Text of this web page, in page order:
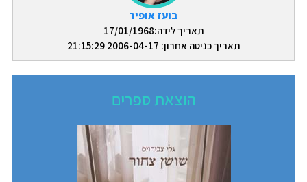
בועז אופיר
תאריך לידה:17/01/1968
תאריך כניסה אחרון: 2006-04-17 21:15:29
הוצאת ספרים